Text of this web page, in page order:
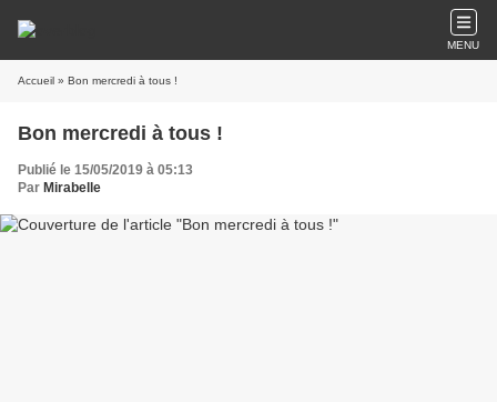
MENU
Accueil » Bon mercredi à tous !
Bon mercredi à tous !
Publié le 15/05/2019 à 05:13
Par Mirabelle